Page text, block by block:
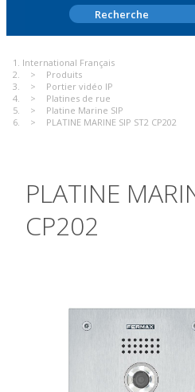
International Français
Produits
Portier vidéo IP
Platines de rue
Platine Marine SIP
PLATINE MARINE SIP ST2 CP202
PLATINE
CP202